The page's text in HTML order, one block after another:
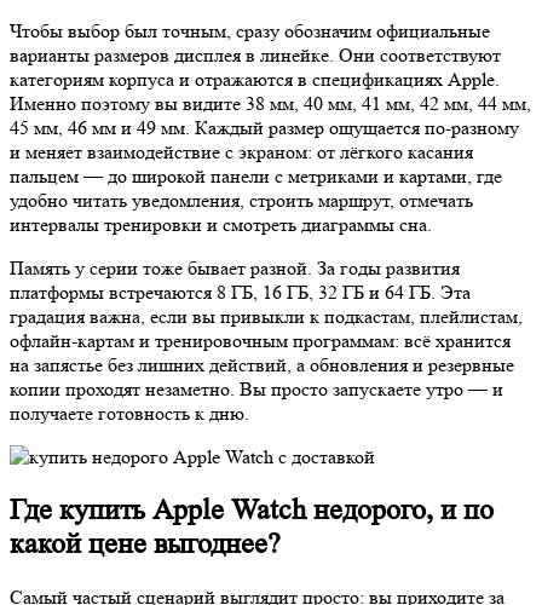
Чтобы выбор был точным, сразу обозначим официальные
варианты размеров дисплея в линейке. Они соответствуют
категориям корпуса и отражаются в спецификациях Apple.
Именно поэтому вы видите 38 мм, 40 мм, 41 мм, 42 мм, 44 мм,
45 мм, 46 мм и 49 мм. Каждый размер ощущается по-разному
и меняет взаимодействие с экраном: от лёгкого касания
пальцем — до широкой панели с метриками и картами, где
удобно читать уведомления, строить маршрут, отмечать
интервалы тренировки и смотреть диаграммы сна.
Память у серии тоже бывает разной. За годы развития
платформы встречаются 8 ГБ, 16 ГБ, 32 ГБ и 64 ГБ. Эта
градация важна, если вы привыкли к подкастам, плейлистам,
офлайн-картам и тренировочным программам: всё хранится
на запястье без лишних действий, а обновления и резервные
копии проходят незаметно. Вы просто запускаете утро — и
получаете готовность к дню.
Где купить Apple Watch недорого, и по
какой цене выгоднее?
Самый частый сценарий выглядит просто: вы приходите за